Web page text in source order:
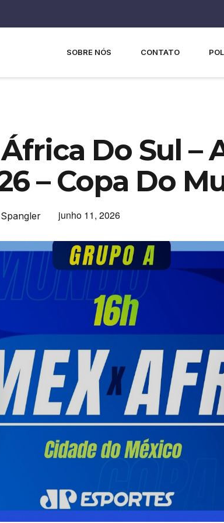
SOBRE NÓS CONTATO
Do Sul –
– Copa Do
junho 11, 2026